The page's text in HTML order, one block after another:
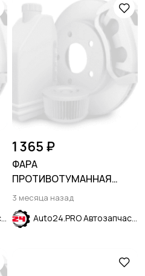
Auto24.PRO Автозапчасти
1 365 ₽
ФАРА
ПРОТИВОТУМАННАЯ
ПРАВАЯ KIA CEED 2018-
2021
3 месяца назад
Auto24.PRO Автозапчасти